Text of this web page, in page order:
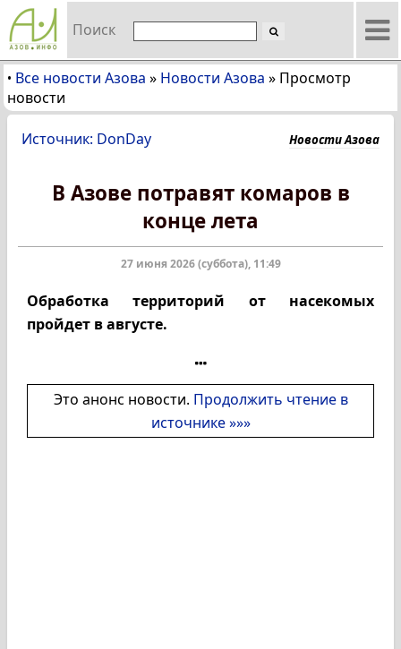
Поиск
• Все новости Азова » Новости Азова » Просмотр
новости
Источник: DonDay Новости Азова
В Азове потравят комаров в
конце лета
27 июня 2026 (суббота), 11:49
Обработка территорий от насекомых
пройдет в августе.
Это анонс новости. Продолжить чтение в
источнике »»»